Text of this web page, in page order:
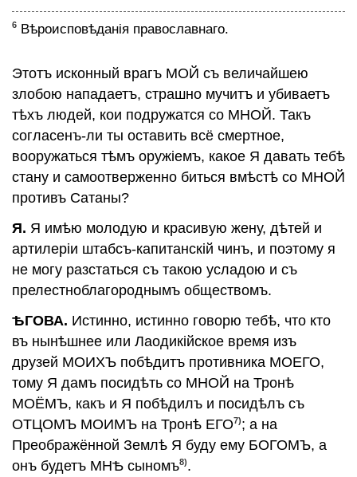
безсмертiю
Благовѣстiе страшное и отрадное
Послѣднiй наборъ людей къ ѢГОВѢ
ДРУГИЕ ЯЗЫКИ
КОНТАКТЫ @
6 Вѣроисповѣданiя православнаго.
Этотъ исконный врагъ МОЙ съ величайшею
злобою нападаетъ, страшно мучитъ и убиваетъ
тѣхъ людей, кои подружатся со МНОЙ. Такъ
согласенъ-ли ты оставить всё смертное,
вооружаться тѣмъ оружiемъ, какое Я давать тебѣ
стану и самоотверженно биться вмѣстѣ со МНОЙ
противъ Сатаны?
Я. Я имѣю молодую и красивую жену, дѣтей и
артилерiи штабсъ-капитанскiй чинъ, и поэтому я
не могу разстаться съ такою усладою и съ
прелестноблагороднымъ обществомъ.
ѢГОВА. Истинно, истинно говорю тебѣ, что кто
въ нынѣшнее или Лаодикiйское время изъ
друзей МОИХЪ побѣдитъ противника МОЕГО,
тому Я дамъ посидѣть со МНОЙ на Тронѣ
МОЁМЪ, какъ и Я побѣдилъ и посидѣлъ съ
ОТЦОМЪ МОИМЪ на Тронѣ ЕГО7); а на
Преображённой Землѣ Я буду ему БОГОМЪ, а
онъ будетъ МНѢ сыномъ8).